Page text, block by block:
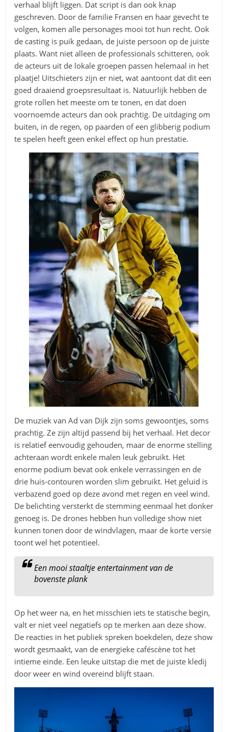
verhaal blijft liggen. Dat script is dan ook knap
geschreven. Door de familie Fransen en haar gevecht te
volgen, komen alle personages mooi tot hun recht. Ook
de casting is puik gedaan, de juiste persoon op de juiste
plaats. Want niet alleen de professionals schitteren, ook
de acteurs uit de lokale groepen passen helemaal in het
plaatje! Uitschieters zijn er niet, wat aantoont dat dit een
goed draaiend groepsresultaat is. Natuurlijk hebben de
grote rollen het meeste om te tonen, en dat doen
voornoemde acteurs dan ook prachtig. De uitdaging om
buiten, in de regen, op paarden of een glibberig podium
te spelen heeft geen enkel effect op hun prestatie.
De muziek van Ad van Dijk zijn soms gewoontjes, soms
prachtig. Ze zijn altijd passend bij het verhaal. Het decor
is relatief eenvoudig gehouden, maar de enorme stelling
achteraan wordt enkele malen leuk gebruikt. Het
enorme podium bevat ook enkele verrassingen en de
drie huis-contouren worden slim gebruikt. Het geluid is
verbazend goed op deze avond met regen en veel wind.
De belichting versterkt de stemming eenmaal het donker
genoeg is. De drones hebben hun volledige show niet
kunnen tonen door de windvlagen, maar de korte versie
toont wel het potentieel.
Een mooi staaltje entertainment van de
bovenste plank
Op het weer na, en het misschien iets te statische begin,
valt er niet veel negatiefs op te merken aan deze show.
De reacties in het publiek spreken boekdelen, deze show
wordt gesmaakt, van de energieke caféscène tot het
intieme einde. Een leuke uitstap die met de juiste kledij
door weer en wind overeind blijft staan.